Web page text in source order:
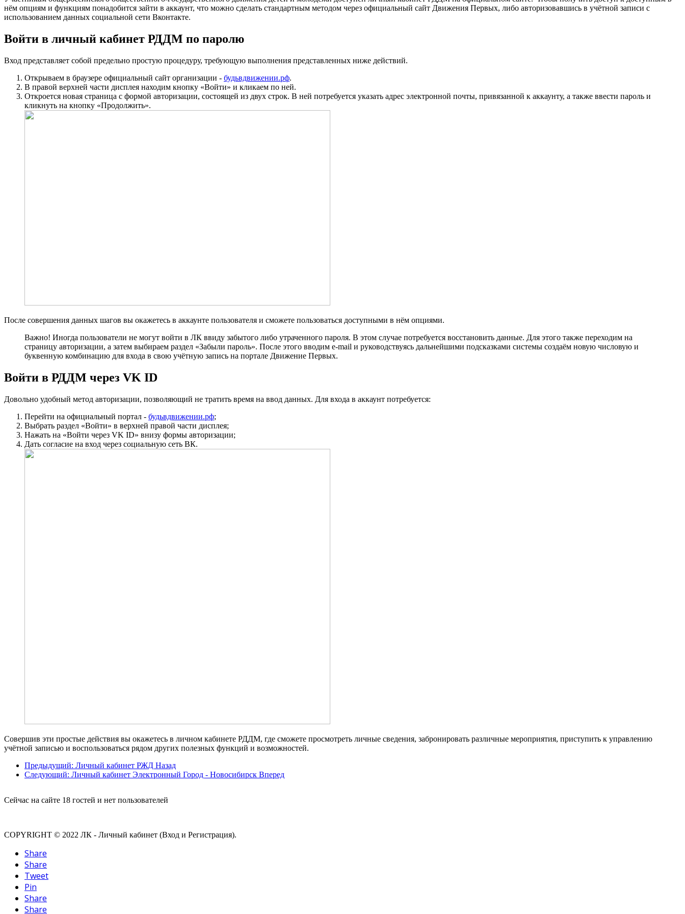
нём опциям и функциям понадобится зайти в аккаунт, что можно сделать стандартным методом через официальный сайт Движения Первых, либо авторизовавшись в учётной записи с
использованием данных социальной сети Вконтакте.
Войти в личный кабинет РДДМ по паролю
Вход представляет собой предельно простую процедуру, требующую выполнения представленных ниже действий.
Открываем в браузере официальный сайт организации - будьвдвижении.рф.
В правой верхней части дисплея находим кнопку «Войти» и кликаем по ней.
Откроется новая страница с формой авторизации, состоящей из двух строк. В ней потребуется указать адрес электронной почты, привязанной к аккаунту, а также ввести пароль и
кликнуть на кнопку «Продолжить».
После совершения данных шагов вы окажетесь в аккаунте пользователя и сможете пользоваться доступными в нём опциями.
Важно! Иногда пользователи не могут войти в ЛК ввиду забытого либо утраченного пароля. В этом случае потребуется восстановить данные. Для этого также переходим на
страницу авторизации, а затем выбираем раздел «Забыли пароль». После этого вводим e-mail и руководствуясь дальнейшими подсказками системы создаём новую числовую и
буквенную комбинацию для входа в свою учётную запись на портале Движение Первых.
Войти в РДДМ через VK ID
Довольно удобный метод авторизации, позволяющий не тратить время на ввод данных. Для входа в аккаунт потребуется:
Перейти на официальный портал - будьвдвижении.рф;
Выбрать раздел «Войти» в верхней правой части дисплея;
Нажать на «Войти через VK ID» внизу формы авторизации;
Дать согласие на вход через социальную сеть ВК.
Совершив эти простые действия вы окажетесь в личном кабинете РДДМ, где сможете просмотреть личные сведения, забронировать различные мероприятия, приступить к управлению
учётной записью и воспользоваться рядом других полезных функций и возможностей.
Предыдущий: Личный кабинет РЖД Назад
Следующий: Личный кабинет Электронный Город - Новосибирск Вперед
Сейчас на сайте 18 гостей и нет пользователей
COPYRIGHT © 2022 ЛК - Личный кабинет (Вход и Регистрация).
Share
Share
Tweet
Pin
Share
Share